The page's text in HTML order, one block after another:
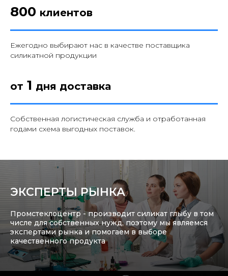
800 клиентов
Ежегодно выбирают нас в качестве поставщика
силикатной продукции
от 1 дня доставка
Собственная логистическая служба и отработанная
годами схема выгодных поставок.
ЭКСПЕРТЫ РЫНКА
Промстеклоцентр - производит силикат глыбу в том
числе для собственных нужд, поэтому мы являемся
экспертами рынка и помогаем в выборе
качественного продукта